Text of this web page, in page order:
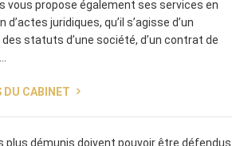
vous propose également ses services en
juridiques, qu’il s’agisse d’un
statuts d’une société, d’un contrat de
DU CABINET
plus démunis doivent pouvoir être défendus